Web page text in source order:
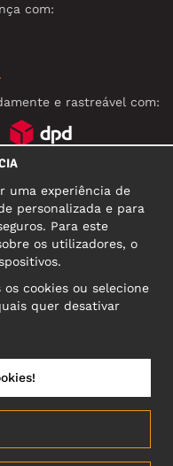
com:
e rastreável com:
Tallinn
uma experiência de
personalizada e para
Para este
os utilizadores, o
cookies ou selecione
quer desativar